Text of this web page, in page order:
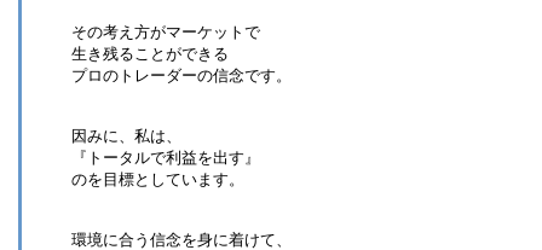
その考え方がマーケットで
生き残ることができる
プロのトレーダーの信念です。
因みに、私は、
『トータルで利益を出す』
のを目標としています。
環境に合う信念を身に着けて、